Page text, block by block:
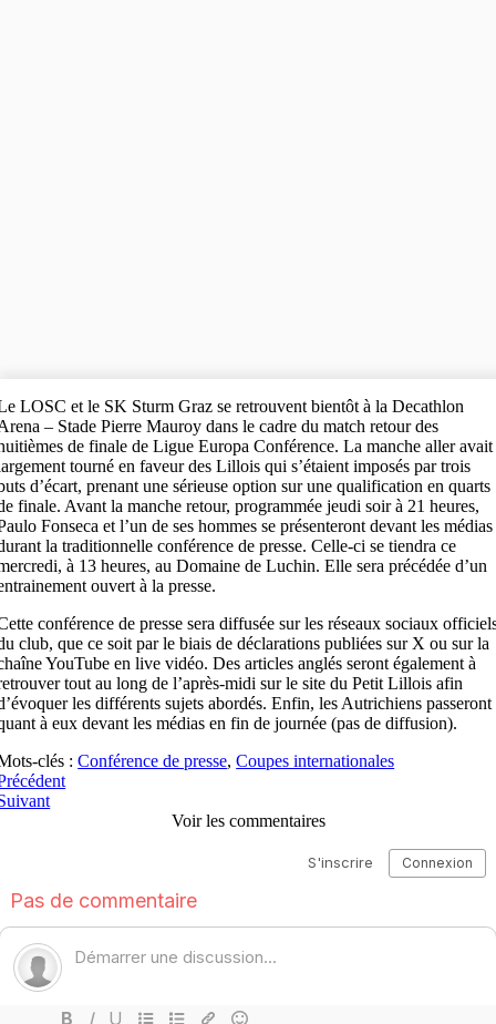
LOSC et le SK Sturm Graz se retrouvent bientôt à la Decathlon
– Stade Pierre Mauroy dans le cadre du match retour des
de finale de Ligue Europa Conférence. La manche aller avait
tourné en faveur des Lillois qui s’étaient imposés par trois
d’écart, prenant une sérieuse option sur une qualification en quarts
finale. Avant la manche retour, programmée jeudi soir à 21 heures,
Fonseca et l’un de ses hommes se présenteront devant les médias
la traditionnelle conférence de presse. Celle-ci se tiendra ce
à 13 heures, au Domaine de Luchin. Elle sera précédée d’un
ouvert à la presse.
conférence de presse sera diffusée sur les réseaux sociaux
club, que ce soit par le biais de déclarations publiées sur X ou sur la
YouTube en live vidéo. Des articles anglés seront également à
tout au long de l’après-midi sur le site du Petit Lillois afin
les différents sujets abordés. Enfin, les Autrichiens passeront
à eux devant les médias en fin de journée (pas de diffusion).
clés :Conférence de presse,Coupes internationales
Voir les commentaires